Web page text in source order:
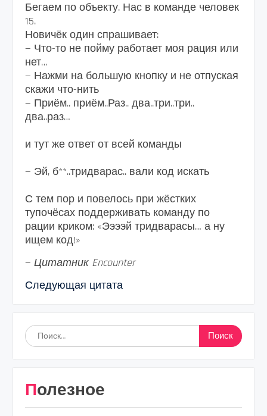
Бегаем по объекту. Нас в команде человек
15.
Новичёк один спрашивает:
— Что-то не пойму работает моя рация или
нет…
— Нажми на большую кнопку и не отпуская
скажи что-нить
— Приём.. приём..Раз.. два..три..три..
два..раз…
и тут же ответ от всей команды
— Эй, б**..тридварас.. вали код искать
С тем пор и повелось при жёстких
тупочёсах поддерживать команду по
рации криком: «Ээээй тридварасы… а ну
ищем код!»
— Цитатник Encounter
Следующая цитата
Найти:
Полезное